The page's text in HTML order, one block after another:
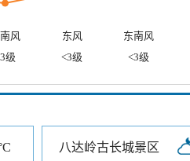
风 东风 东南风
级 <3级 <3级
八达岭古长城景区